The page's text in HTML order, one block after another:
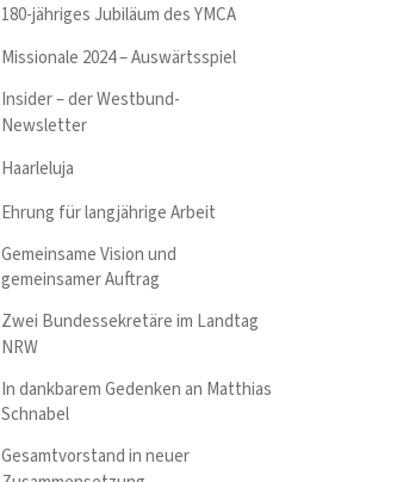
180-jähriges Jubiläum des YMCA
Missionale 2024 – Auswärtsspiel
Insider – der Westbund-
Newsletter
Haarleluja
Ehrung für langjährige Arbeit
Gemeinsame Vision und
gemeinsamer Auftrag
Zwei Bundessekretäre im Landtag
NRW
In dankbarem Gedenken an Matthias
Schnabel
Gesamtvorstand in neuer